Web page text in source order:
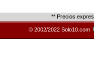
** Precios
© 2002/2022 Solo10.com